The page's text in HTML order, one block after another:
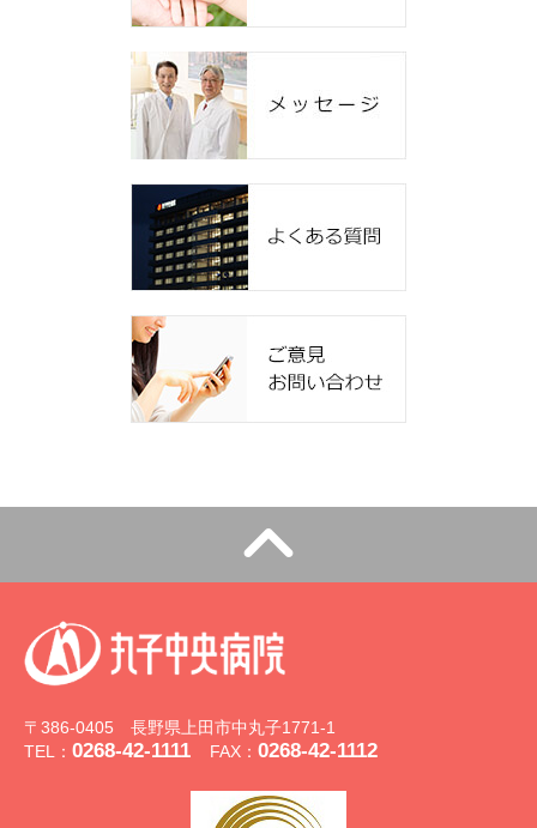
〒386-0405 長野県上田市中丸子1771-1
TEL： 0268-42-1111 FAX： 0268-42-1112